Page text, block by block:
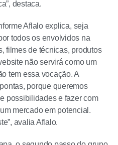
destaca.
Aflalo explica, seja
todos os envolvidos na
filmes de técnicas, produtos
não servirá como um
tem essa vocação. A
porque queremos
possibilidades e fazer com
mercado em potencial.
avalia Aflalo.